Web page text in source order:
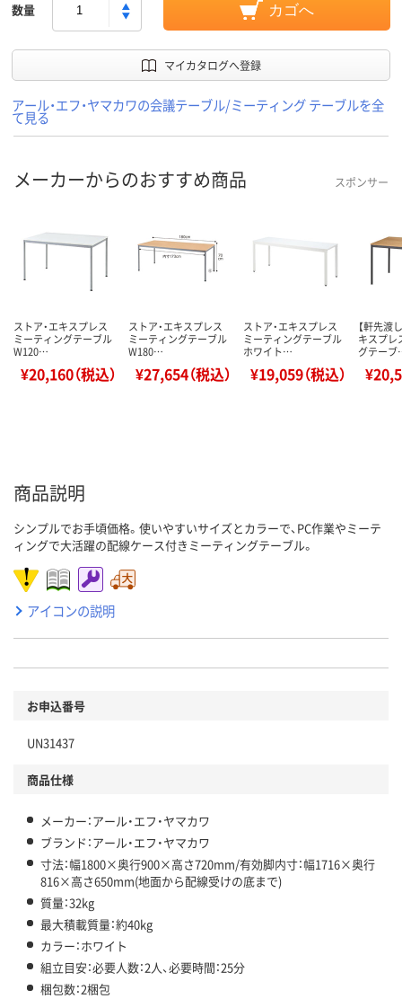
数量 カゴへ
マイカタログへ登録
アール・エフ・ヤマカワの会議テーブル/ミーティング テーブルを全
て見る
メーカーからのおすすめ商品 スポンサー
ストア・エキスプレス
ミーティングテーブル
W120…
¥20,160（税込）
ストア・エキスプレス
ミーティングテーブル
W180…
¥27,654（税込）
ストア・エキスプレス
ミーティングテーブル
ホワイト…
¥19,059（税込）
【軒先渡
キスプレ
グテー
商品説明
シンプルでお手頃価格。使いやすいサイズとカラーで、PC作業やミーテ
ィングで大活躍の配線ケース付きミーティングテーブル。
アイコンの説明
お申込番号
UN31437
商品仕様
メーカー：アール・エフ・ヤマカワ
ブランド：アール・エフ・ヤマカワ
寸法：幅1800×奥行900×高さ720mm/有効脚内寸：幅1716×奥行
816×高さ650mm(地面から配線受けの底まで)
質量：32kg
最大積載質量：約40kg
カラー：ホワイト
組立目安：必要人数：2人、必要時間：25分
梱包数：2梱包